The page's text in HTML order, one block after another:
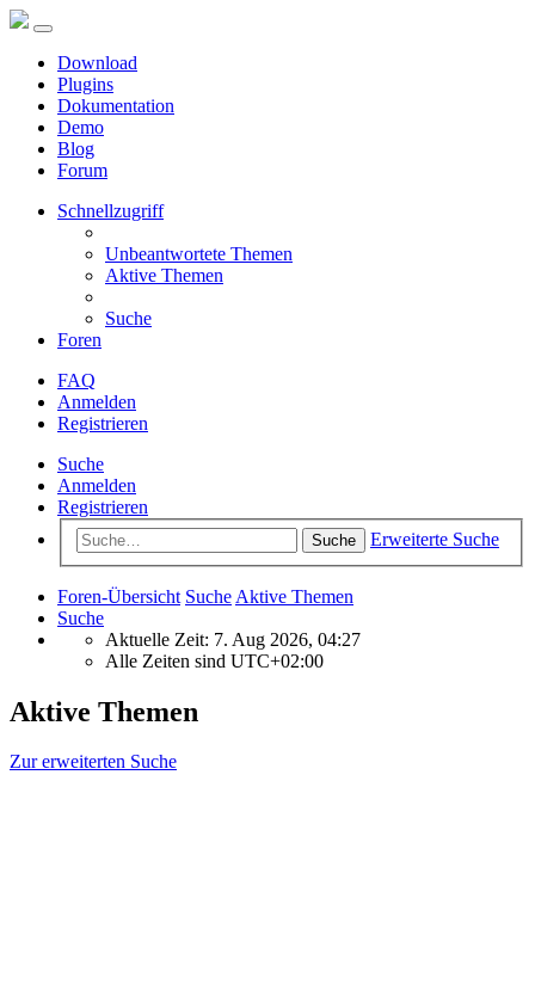
Download
Plugins
Dokumentation
Demo
Blog
Forum
Schnellzugriff
Unbeantwortete Themen
Aktive Themen
Suche
Foren
FAQ
Anmelden
Registrieren
Suche
Anmelden
Registrieren
Suche Erweiterte Suche
Foren-Übersicht Suche Aktive Themen
Suche
Aktuelle Zeit: 7. Aug 2026, 04:27
Alle Zeiten sind UTC+02:00
Aktive Themen
Zur erweiterten Suche